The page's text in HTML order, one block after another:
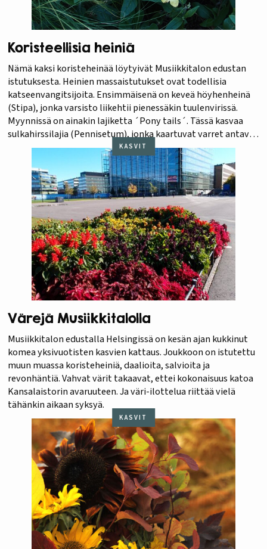
Koristeellisia heiniä
Nämä kaksi koristeheinää löytyivät Musiikkitalon edustan
istutuksesta. Heinien massaistutukset ovat todellisia
katseenvangitsijoita. Ensimmäisenä on keveä höyhenheinä
(Stipa), jonka varsisto liikehtii pienessäkin tuulenvirissä.
Myynnissä on ainakin lajiketta ´Pony tails´. Tässä kasvaa
sulkahirssilajia (Pennisetum), jonka kaartuvat varret antavat
heinäryhmälle aaltomaisen ilmeen. Kumpikin heinä kasvaa
meillä yleensä yksivuotisena ja viihtyy myös ruukuissa.
Väriläikäksi koristeheinäistutukseen voi lisätä mieleisiään
kesäkukkia,…
KASVIT
Värejä Musiikkitalolla
Musiikkitalon edustalla Helsingissä on kesän ajan kukkinut
komea yksivuotisten kasvien kattaus. Joukkoon on istutettu
muun muassa koristeheiniä, daalioita, salvioita ja
revonhäntiä. Vahvat värit takaavat, ettei kokonaisuus katoa
Kansalaistorin avaruuteen. Ja väri-ilottelua riittää vielä
tähänkin aikaan syksyä.
KASVIT